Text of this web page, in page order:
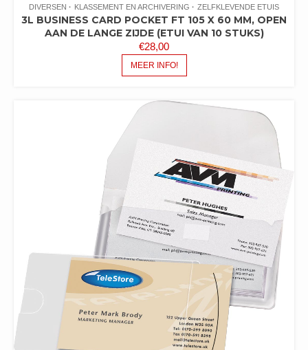
DIVERSEN KLASSEMENT EN ARCHIVERING ZELFKLEVENDE ETUIS
3L BUSINESS CARD POCKET FT 105 X 60 MM, OPEN
AAN DE LANGE ZIJDE (ETUI VAN 10 STUKS)
€28,00
MEER INFO!